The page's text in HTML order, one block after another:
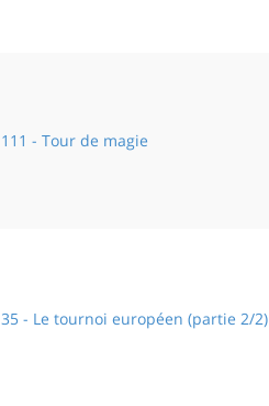
111 - Tour de magie
35 - Le tournoi européen (partie 2/2)